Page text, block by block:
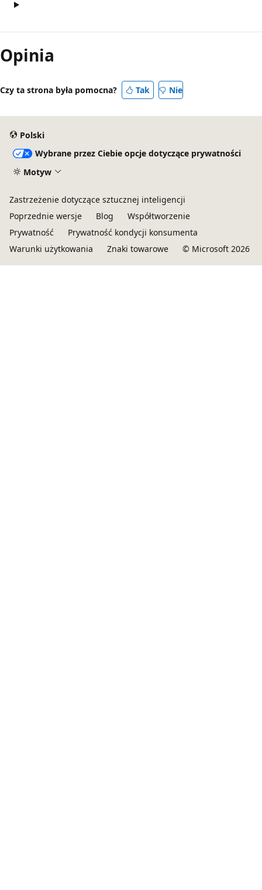
Opinia
Czy ta strona była pomocna? Tak Nie
Polski
Wybrane przez Ciebie opcje dotyczące prywatności
Motyw
Zastrzeżenie dotyczące sztucznej inteligencji
Poprzednie wersje
Blog
Współtworzenie
Prywatność
Prywatność kondycji konsumenta
Warunki użytkowania
Znaki towarowe © Microsoft 2026